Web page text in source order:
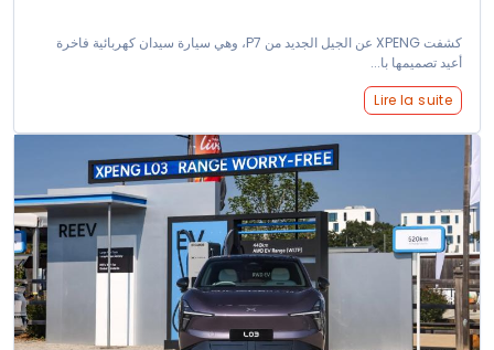
كشفت XPENG عن الجيل الجديد من P7، وهي سيارة سيدان كهربائية فاخرة
أعيد تصميمها با...
Lire la suite